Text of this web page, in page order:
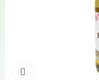
Klikněte pro zvětšení